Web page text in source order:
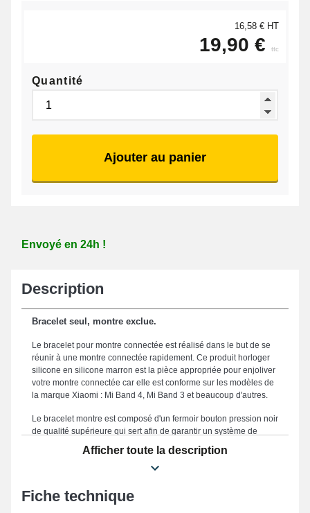
16,58 € HT
19,90 € ttc
Quantité
Ajouter au panier
Envoyé en 24h !
Description
Bracelet seul, montre exclue.
Le bracelet pour montre connectée est réalisé dans le but de se
réunir à une montre connectée rapidement. Ce produit horloger
silicone en silicone marron est la pièce appropriée pour enjoliver
votre montre connectée car elle est conforme sur les modèles de
la marque Xiaomi : Mi Band 4, Mi Band 3 et beaucoup d'autres.
Le bracelet montre est composé d'un fermoir bouton pression noir
de qualité supérieure qui sert afin de garantir un système de
fixation pratique et probant. Cet article est une option
incontournable pour toutes les morphologies avec son format de
16 mm pour assurer un équilibre entre style et praticité et une
sa robustesse, représentant un compromis approprié destiné à
remplacer un composant usagé ou endommagé et renforcer la
Afficher toute la description
Fiche technique